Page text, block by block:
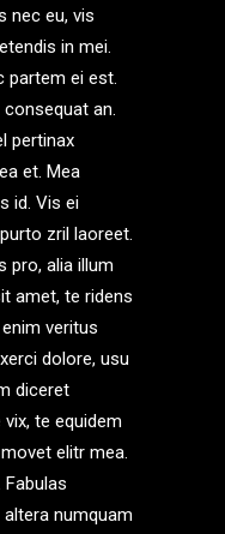
nec eu, vis
in mei.
partem ei est.
consequat an.
pertinax
et. Mea
id. Vis ei
zril laoreet.
pro, alia illum
amet, te ridens
veritus
dolore, usu
diceret
te equidem
elitr mea.
numquam